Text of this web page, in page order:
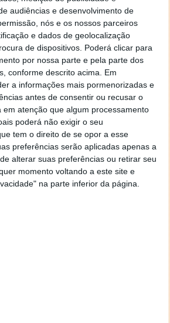
audiências e desenvolvimento de
nós e os nossos parceiros
e dados de geolocalização
de dispositivos. Poderá clicar para
por nossa parte e pela parte dos
conforme descrito acima. Em
a informações mais pormenorizadas e
antes de consentir ou recusar o
em atenção que algum processamento
poderá não exigir o seu
tem o direito de se opor a esse
preferências serão aplicadas apenas a
alterar suas preferências ou retirar seu
momento voltando a este site e
na parte inferior da página.
é fruto de um problema dentro da
que se conheça a verdadeira
mesmo é a data em que o
ou seja, o ano de 2014.
poderá estar ilibado e não ser a